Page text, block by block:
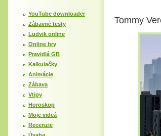
YouTube downloader
Zábavné testy
Ludvik online
Online hry
Pravidlá GB
Kalkulačky
Animácie
Zábava
Vtipy
Horoskop
Moje videá
Recenzie
Tommy